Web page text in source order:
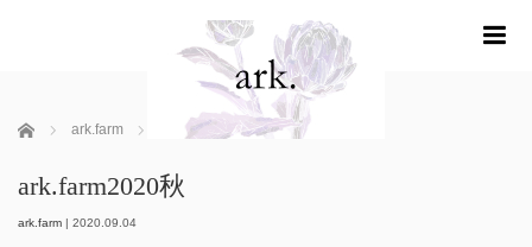
ホーム ark.farm ark.farm2020秋
ark.farm2020秋
ark.farm | 2020.09.04